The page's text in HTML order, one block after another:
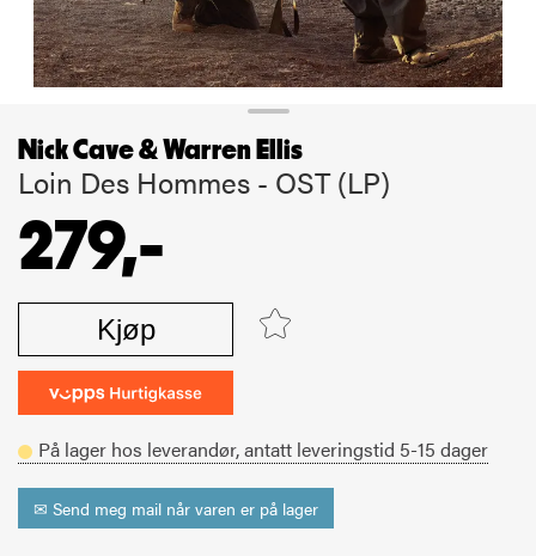
Nick Cave & Warren Ellis
Loin Des Hommes - OST (LP)
279,-
Kjøp
På lager hos leverandør,antatt leveringstid 5-15 dager
✉ Send meg mail når varen er på lager